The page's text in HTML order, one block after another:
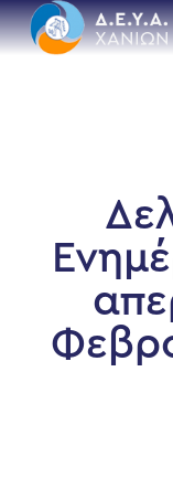
Skip
to
main